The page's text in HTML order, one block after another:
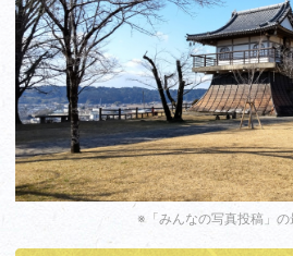
※「みんなの写真投稿」の